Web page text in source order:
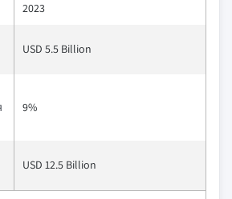
2023
USD 5.5 Billion
9%
USD 12.5 Billion